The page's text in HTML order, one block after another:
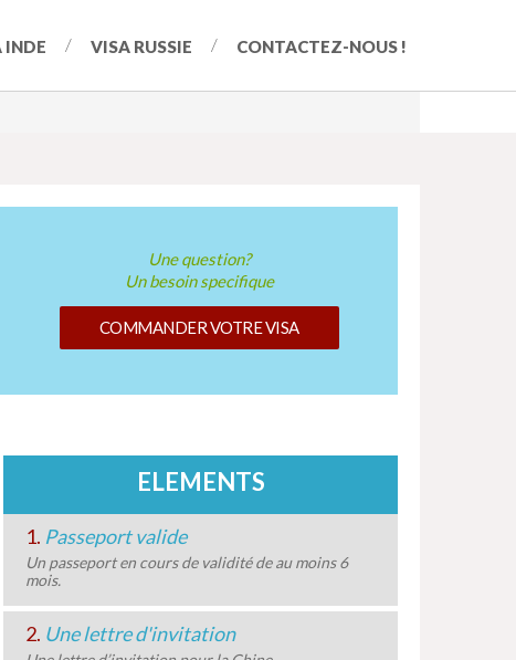
INDE VISA RUSSIE CONTACTEZ-NOUS !
Une question?
Un besoin specifique
COMMANDER VOTRE VISA
ELEMENTS
1. Passeport valide
Un passeport en cours de validité de au moins 6
mois.
2. Une lettre d'invitation